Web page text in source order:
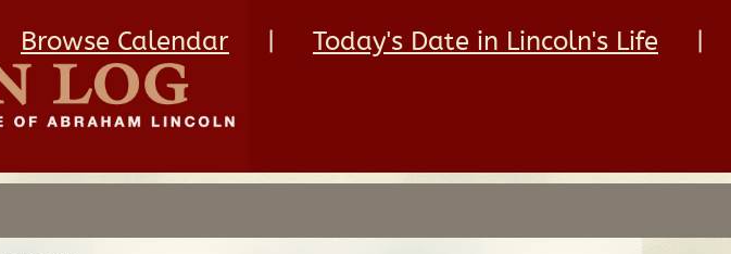
Browse Calendar Today's Date in Lincoln's Life